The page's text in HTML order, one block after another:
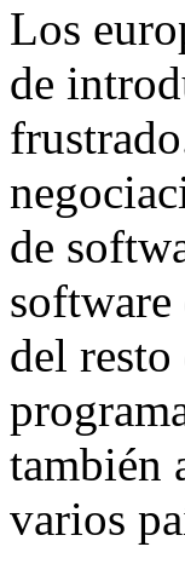
Los
de
de
software
del
también
varios